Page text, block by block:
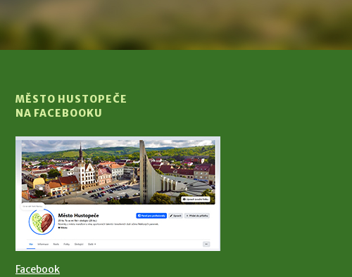
MĚSTO HUSTOPEČE
NA FACEBOOKU
Facebook